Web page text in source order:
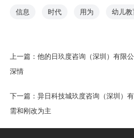
信息 时代 用为 幼儿教
上一篇： 他的日玖度咨询（深圳）有限
深情
下一篇： 异日科技城玖度咨询（深圳）
需和刚改为主